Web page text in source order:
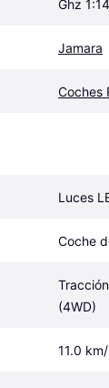
Ghz 1:14
Jamara
Coches
Luces
Coche
(4WD)
11.0